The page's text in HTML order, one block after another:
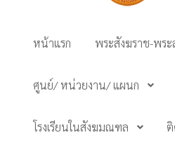
หน้าแรก พระสังฆราช-พระ
ศูนย์/ หน่วยงาน/ แผนก
โรงเรียนในสังฆมณฑล